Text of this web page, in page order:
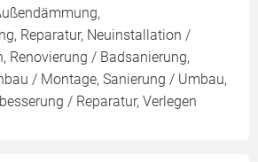
Reparatur, Neuinstallation /
Renovierung / Badsanierung,
/ Montage, Sanierung / Umbau,
/ Reparatur, Verlegen